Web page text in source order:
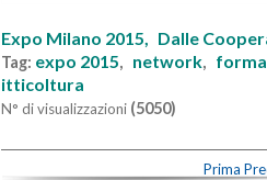
Expo Milano 2015, Dalle
Tag: expo 2015, network,
itticoltura
N° di visualizzazioni (5050)
Prima